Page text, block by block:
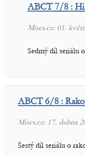
ABCT 7/8 :
Mises.cz: 01.
Sedmý díl seriálu
ABCT 6/8 :
Mises.cz: 17. dubna
Šestý díl seriálu o